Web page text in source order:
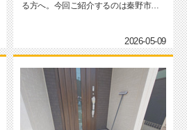
る方へ。今回ご紹介するのは秦野市本
2026-05-09